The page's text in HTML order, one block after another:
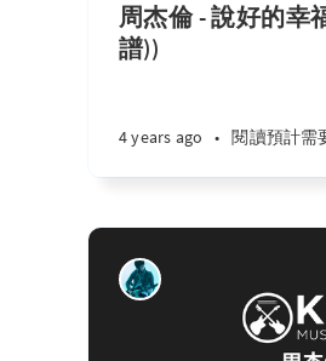
周杰倫 - 說好的幸
譜))
4 years ago • 閱讀預計需